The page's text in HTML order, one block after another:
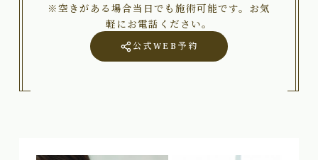
※空きがある場合当日でも施術可能です。お気
軽にお電話ください。
公式WEB予約